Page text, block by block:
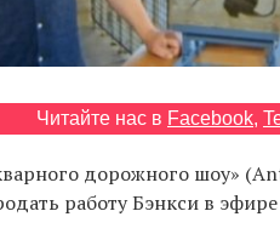
Читайте нас в Facebook,
дорожного шоу»
работу Бэнкси в